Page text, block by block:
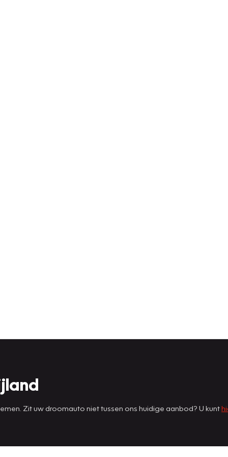
Zit uw droomauto niet tussen ons huidige aanbod? U kunt